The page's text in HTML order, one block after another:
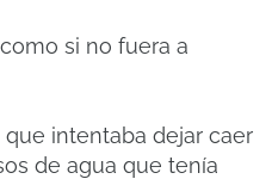
si no fuera a
intentaba dejar caer
de agua que tenía